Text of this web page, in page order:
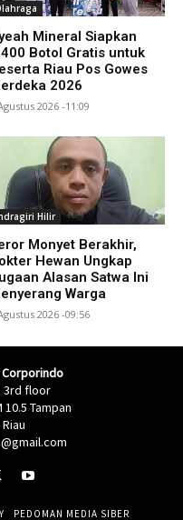
Mineral Siapkan
Botol Gratis untuk
Riau Pos Gowes
2026
2026 -11:09
Hilir
Monyet Berakhir,
Hewan Ungkap
Alasan Satwa Ini
Warga
2026 -09:56
Corporindo
3rd floor
10.5 Tampan
PEDOMAN MEDIA SIBER